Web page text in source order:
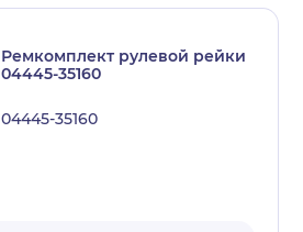
Ремкомплект рулевой рейки
04445-35160
04445-35160